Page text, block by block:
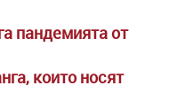
пандемията от
които носят